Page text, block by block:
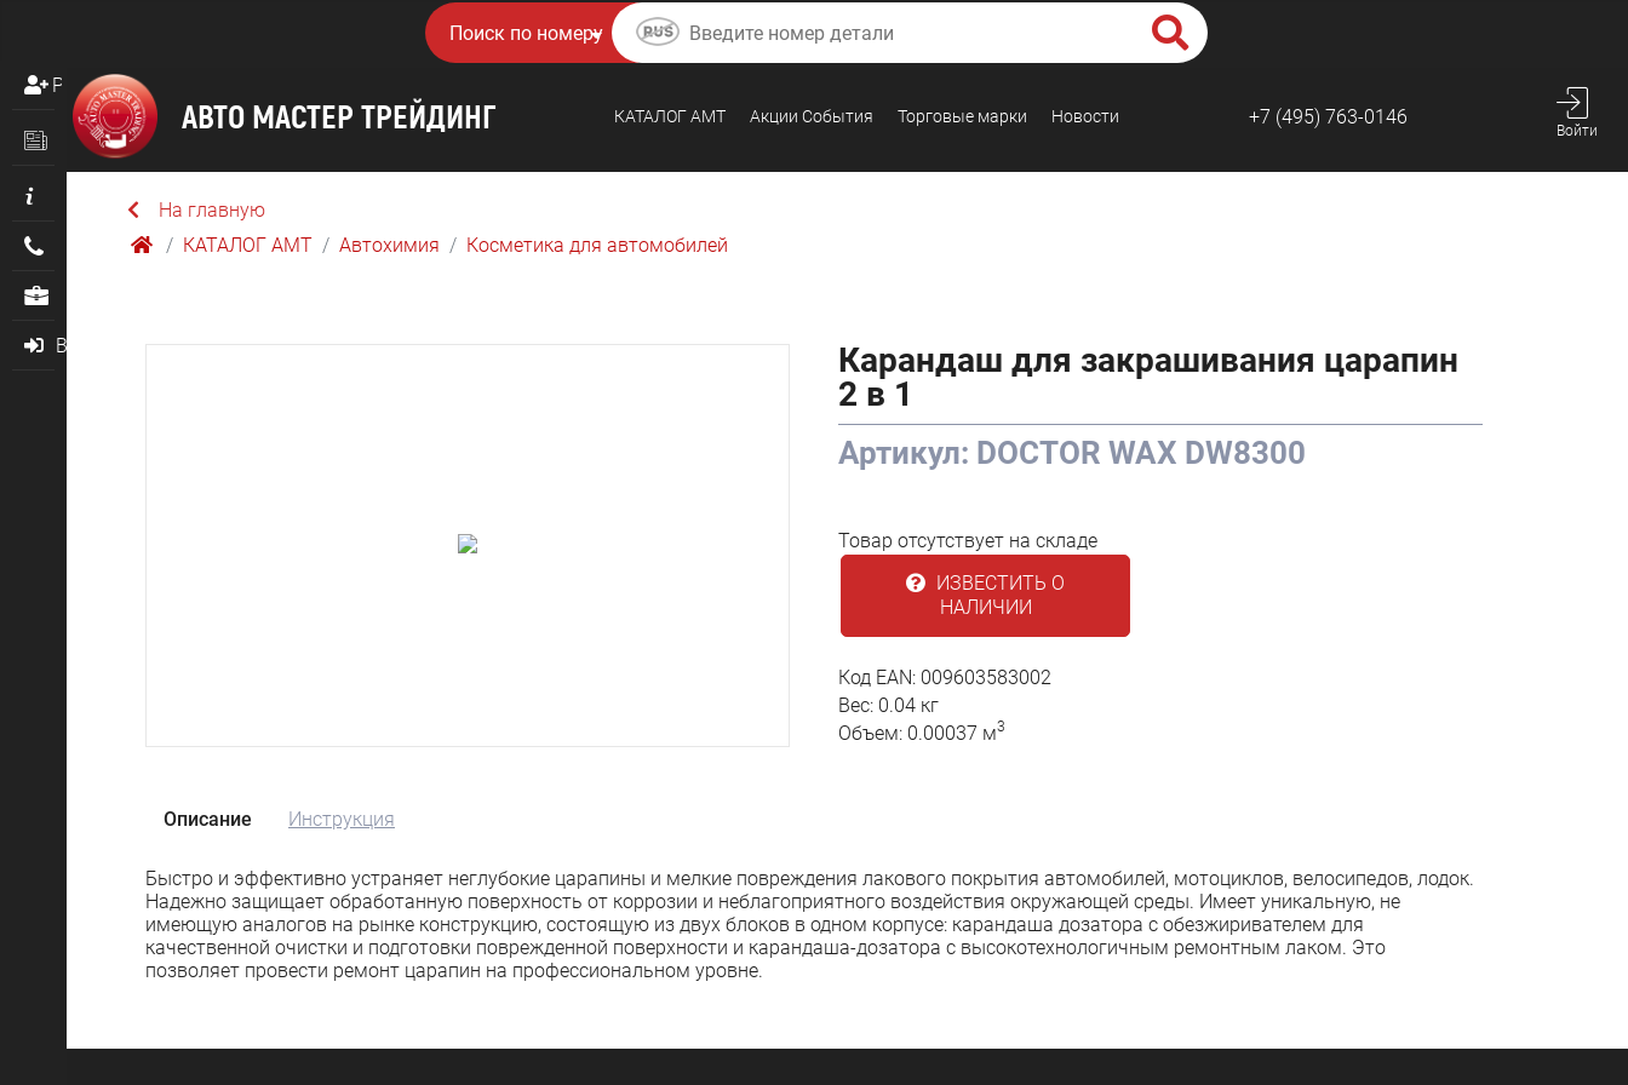
КАТАЛОГ AMТ Акции События Торговые марки Новости +7 (495) 763-0146
Войти
Регистрация
Новости
Информация
Контакты
Войти
На главную
КАТАЛОГ AMТ
Автохимия Косметика для автомобилей
Карандаш для закрашивания царапин
2 в 1
Артикул: DOCTOR WAX DW8300
Товар отсутствует на складе
ИЗВЕСТИТЬ О
НАЛИЧИИ
Код EAN: 009603583002
Вес: 0.04 кг
Объем: 0.00037 м3
Описание Инструкция
Быстро и эффективно устраняет неглубокие царапины и мелкие повреждения лакового покрытия автомобилей, мотоциклов, велосипедов, лодок.
Надежно защищает обработанную поверхность от коррозии и неблагоприятного воздействия окружающей среды. Имеет уникальную, не
имеющую аналогов на рынке конструкцию, состоящую из двух блоков в одном корпусе: карандаша дозатора с обезжиривателем для
качественной очистки и подготовки поврежденной поверхности и карандаша-дозатора с высокотехнологичным ремонтным лаком. Это
позволяет провести ремонт царапин на профессиональном уровне.